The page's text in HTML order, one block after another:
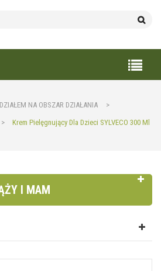
NA OBSZAR DZIAŁANIA
>
> Krem Pielęgnujący Dla Dzieci SYLVECO 300 Ml
I MAM